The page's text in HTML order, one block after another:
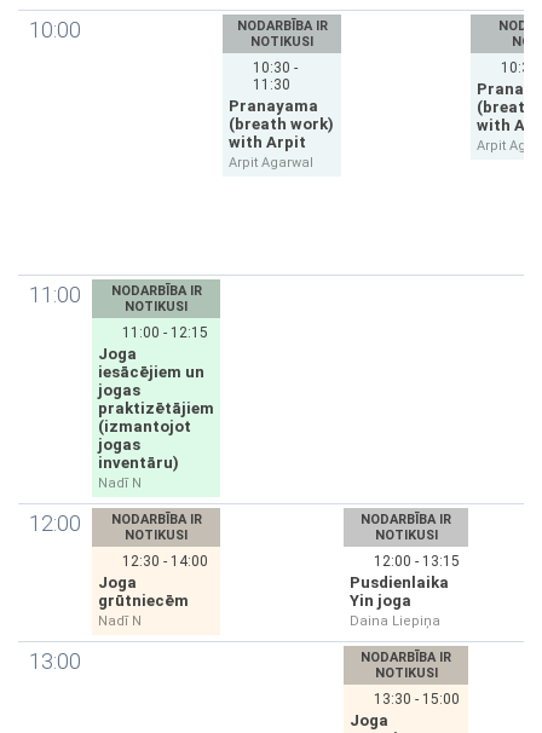
10:00
NODARBĪBA IR
NOTIKUSI
10:30 -
11:30
Pranayama
(breath work)
with Arpit
Arpit Agarwal
10:30
(breath
with
Arpit
11:00
NODARBĪBA IR
NOTIKUSI
11:00 - 12:15
Joga
iesācējiem un
jogas
praktizētājiem
(izmantojot
jogas
inventāru)
Nadī N
12:00
NODARBĪBA IR
NOTIKUSI
12:30 - 14:00
Joga
grūtniecēm
Nadī N
NODARBĪBA IR
NOTIKUSI
12:00 - 13:15
Pusdienlaika
Yin joga
Daina Liepiņa
13:00
NODARBĪBA IR
NOTIKUSI
13:30 - 15:00
Joga